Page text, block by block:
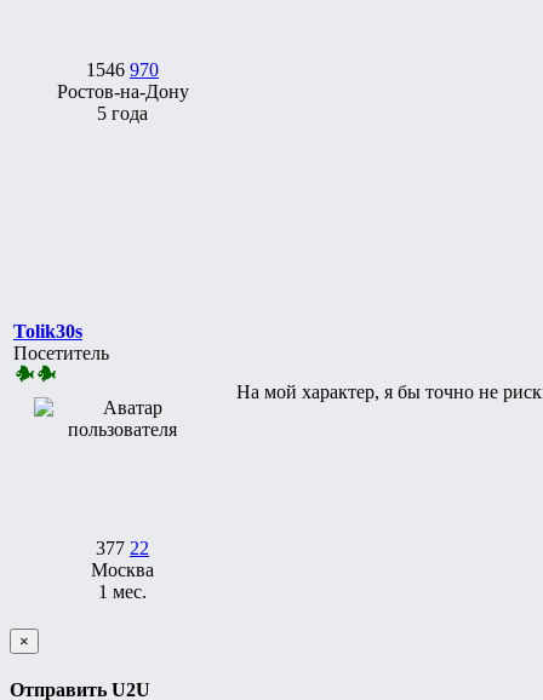
1546 970
Ростов-на-Дону
5 года
Tolik30s
Посетитель
377 22
Москва
1 мес.
На мой характер, я бы точно не
×
Отправить U2U